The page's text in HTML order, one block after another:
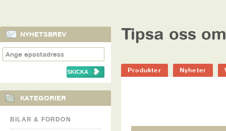
NYHETSBREV
KATEGORIER
BILAR & FORDON
Tipsa oss
Produkter Nyheter